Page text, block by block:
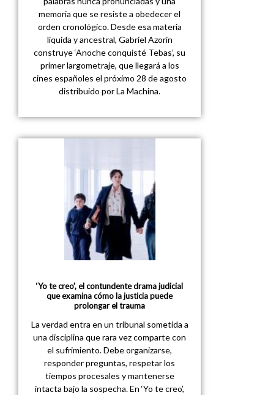
memoria que se resiste a obedecer el
orden cronológico. Desde esa materia
líquida y ancestral, Gabriel Azorín
construye ‘Anoche conquisté Tebas’, su
primer largometraje, que llegará a los
cines españoles el próximo 28 de agosto
distribuido por La Machina.
‘Yo te creo’, el contundente drama judicial
que examina cómo la justicia puede
prolongar el trauma
La verdad entra en un tribunal sometida a
una disciplina que rara vez comparte con
el sufrimiento. Debe organizarse,
responder preguntas, respetar los
tiempos procesales y mantenerse
intacta bajo la sospecha. En ‘Yo te creo’,